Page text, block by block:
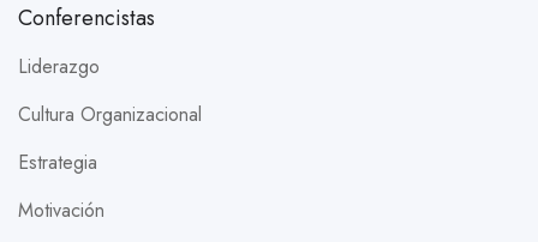
Conferencistas
Liderazgo
Cultura Organizacional
Estrategia
Motivación